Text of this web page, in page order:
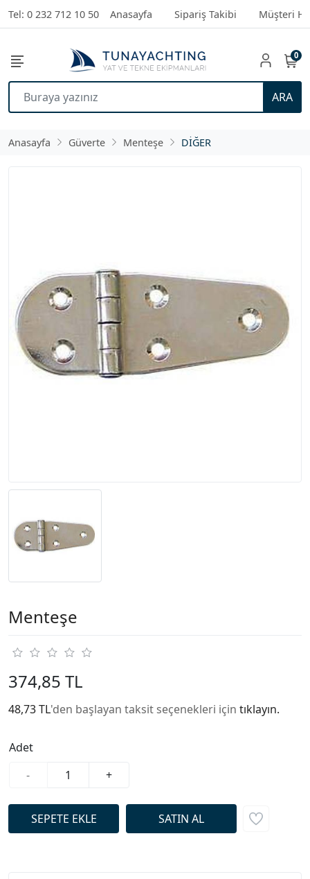
Tel: 0 232 712 10 50 Anasayfa Sipariş Takibi Müşteri
ARA
0
Anasayfa Güverte Menteşe DİĞER
Menteşe
374,85 TL
48,73 TL'den başlayan taksit seçenekleri için tıklayın.
Adet
-
+